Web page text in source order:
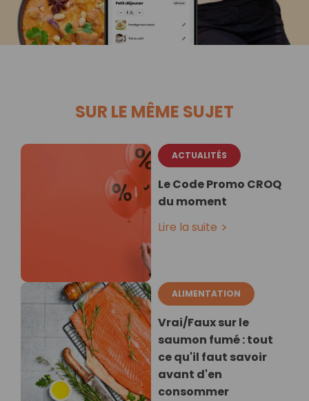
SUR LE MÊME SUJET
ACTUALITÉS
Le Code Promo CROQ
du moment
Lire la suite
ALIMENTATION
Vrai/Faux sur le
saumon fumé : tout
ce qu'il faut savoir
avant d'en
consommer